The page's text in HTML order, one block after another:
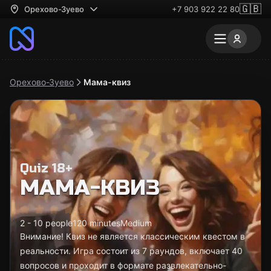
Орехово-Зуево +7 903 922 22 80🇬🇧
Орехово-Зуево Мама-квиз
Quiz 18+
МАМА-КВИЗ
2 - 10 people120 minutesMedium
Внимание! Квиз не является классическим квестом в
реальности. Игра состоит из 7 раундов, включает 40
вопросов и проходит в формате развлекательно-